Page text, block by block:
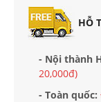
HỖ
- Nội thành
20,000đ)
- Toàn quốc: